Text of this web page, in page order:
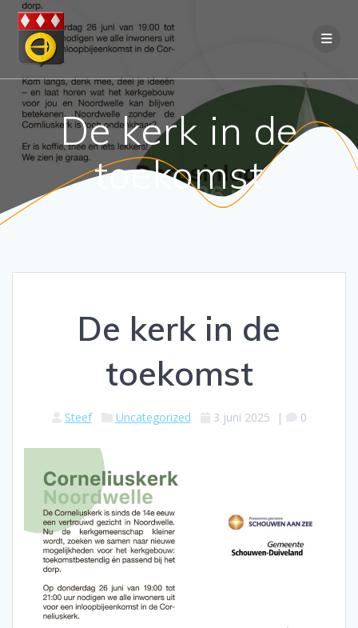
De kerk in de
toekomst
De kerk in de
toekomst
Steef Uncategorized 3 juni 2025 | 0